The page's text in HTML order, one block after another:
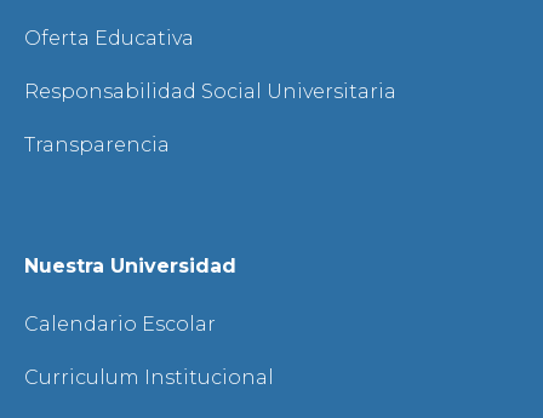
Oferta Educativa
Responsabilidad Social Universitaria
Transparencia
Nuestra Universidad
Calendario Escolar
Curriculum Institucional